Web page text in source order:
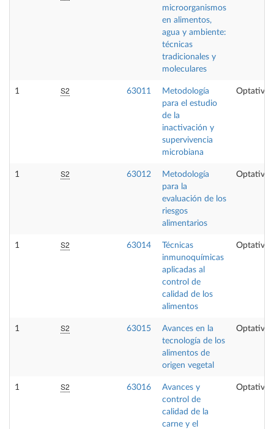
microorganismos
en alimentos,
agua y ambiente:
técnicas
tradicionales y
moleculares
1 S2 63011
Metodología
para el estudio
de la
inactivación y
supervivencia
microbiana
Optativa
1 S2 63012
Metodología
para la
evaluación de los
riesgos
alimentarios
Optativa
1 S2 63014
Técnicas
inmunoquímicas
aplicadas al
control de
calidad de los
alimentos
Optativa
1 S2 63015
Avances en la
tecnología de los
alimentos de
origen vegetal
Optativa
1 S2 63016
Avances y
control de
calidad de la
carne y el
Optativa